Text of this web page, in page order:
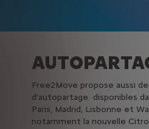
Free2Move propose aussi
d'autopartage disponibles
Paris, Madrid, Lisbonne et
notamment la nouvelle